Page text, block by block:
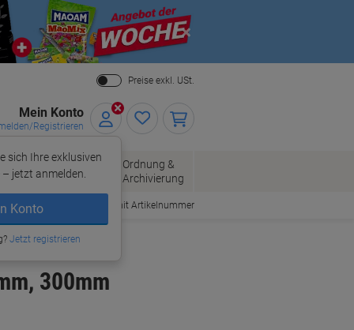
Close
Preise exkl. USt.
Mein Konto
Registrieren
sich Ihre exklusiven
jetzt anmelden.
Konto
Jetzt registrieren
Bürobedarf
Ordnung &
Archivierung
Bestellen mit Artikelnummer
300mm